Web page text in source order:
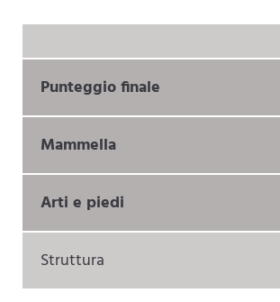
Punteggio finale
Mammella
Arti e piedi
Struttura